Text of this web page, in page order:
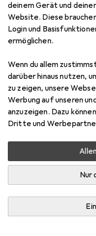
deinem Gerät und
Website. Diese
Login und
ermöglichen.
Wenn du allem
darüber hinaus nutzen,
zu zeigen, unsere
Werbung auf unseren
anzuzeigen. Dazu
Dritte und
Nur